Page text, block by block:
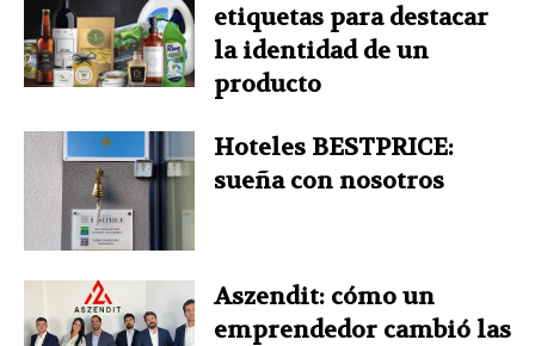
etiquetas para destacar
la identidad de un
producto
Hoteles BESTPRICE:
sueña con nosotros
Aszendit: cómo un
emprendedor cambió las